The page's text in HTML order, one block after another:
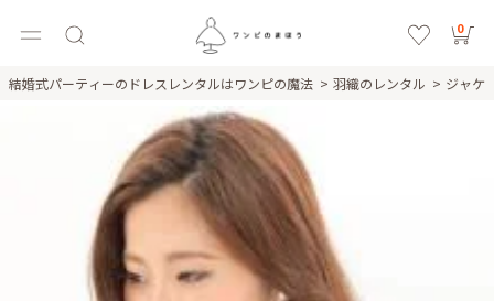
0
結婚式パーティーのドレスレンタルはワンピの魔法 羽織のレンタル ジャケ